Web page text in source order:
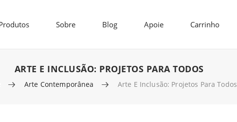
Sobre Blog Apoie Carrinho
ARTE E INCLUSÃO: PROJETOS PARA TODOS
Arte Contemporânea Arte E Inclusão: Projetos Para Todos